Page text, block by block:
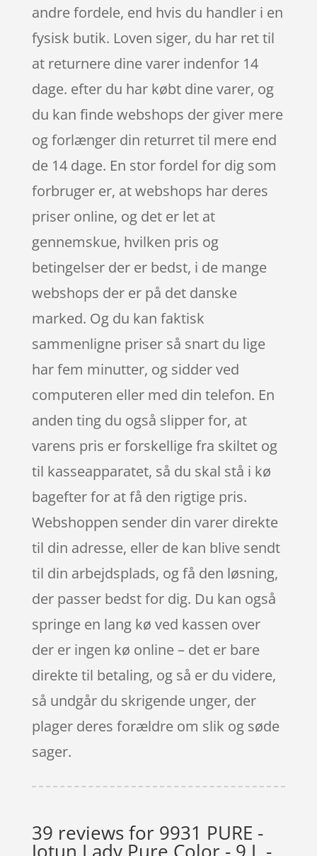
andre fordele, end hvis du handler i en
fysisk butik. Loven siger, du har ret til
at returnere dine varer indenfor 14
dage. efter du har købt dine varer, og
du kan finde webshops der giver mere
og forlænger din returret til mere end
de 14 dage. En stor fordel for dig som
forbruger er, at webshops har deres
priser online, og det er let at
gennemskue, hvilken pris og
betingelser der er bedst, i de mange
webshops der er på det danske
marked. Og du kan faktisk
sammenligne priser så snart du lige
har fem minutter, og sidder ved
computeren eller med din telefon. En
anden ting du også slipper for, at
varens pris er forskellige fra skiltet og
til kasseapparatet, så du skal stå i kø
bagefter for at få den rigtige pris.
Webshoppen sender din varer direkte
til din adresse, eller de kan blive sendt
til din arbejdsplads, og få den løsning,
der passer bedst for dig. Du kan også
springe en lang kø ved kassen over
der er ingen kø online – det er bare
direkte til betaling, og så er du videre,
så undgår du skrigende unger, der
plager deres forældre om slik og søde
sager.
39 reviews for 9931 PURE -
Jotun Lady Pure Color - 9 L -